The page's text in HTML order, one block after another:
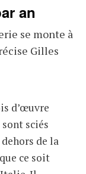
an
se monte à
Gilles
d’œuvre
sciés
de la
ce soit